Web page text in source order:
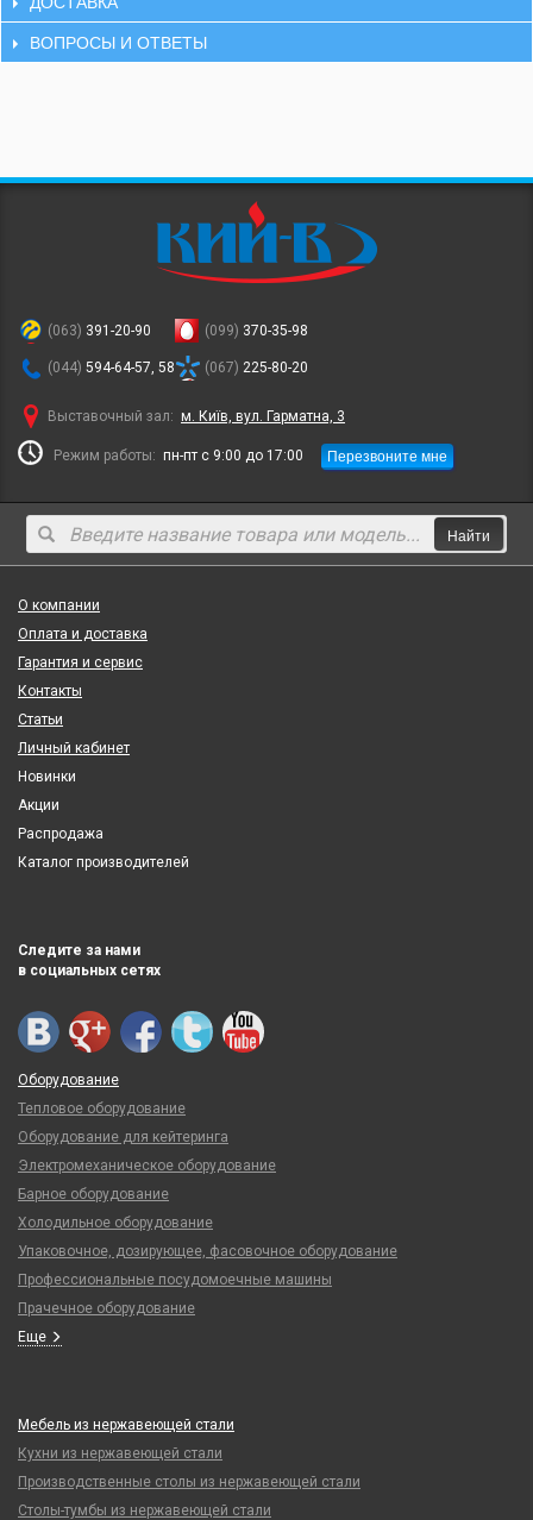
ВОПРОСЫ И ОТВЕТЫ
(063) 391-20-90
(044) 594-64-57, 58
(099) 370-35-98
(067) 225-80-20
Выставочный зал: м. Київ, вул. Гарматна, 3
Режим работы: пн-пт с 9:00 до 17:00 Перезвоните мне
Найти
О компании
Оплата и доставка
Гарантия и сервис
Контакты
Статьи
Личный кабинет
Новинки
Акции
Распродажа
Каталог производителей
Следите за нами
в социальных сетях
Оборудование
Тепловое оборудование
Оборудование для кейтеринга
Электромеханическое оборудование
Барное оборудование
Холодильное оборудование
Упаковочное, дозирующее, фасовочное оборудование
Профессиональные посудомоечные машины
Прачечное оборудование
Еще
Мебель из нержавеющей стали
Кухни из нержавеющей стали
Производственные столы из нержавеющей стали
Столы-тумбы из нержавеющей стали